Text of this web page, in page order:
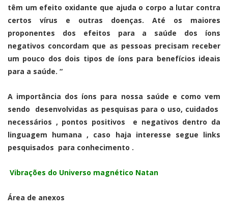
têm um efeito oxidante que ajuda o corpo a lutar contra
certos vírus e outras doenças. Até os maiores
proponentes dos efeitos para a saúde dos íons
negativos concordam que as pessoas precisam receber
um pouco dos dois tipos de íons para benefícios ideais
para a saúde. “
A importância dos íons para nossa saúde e como vem
sendo desenvolvidas as pesquisas para o uso, cuidados
necessários , pontos positivos e negativos dentro da
linguagem humana , caso haja interesse segue links
pesquisados para conhecimento .
Vibrações do Universo magnético Natan
Área de anexos